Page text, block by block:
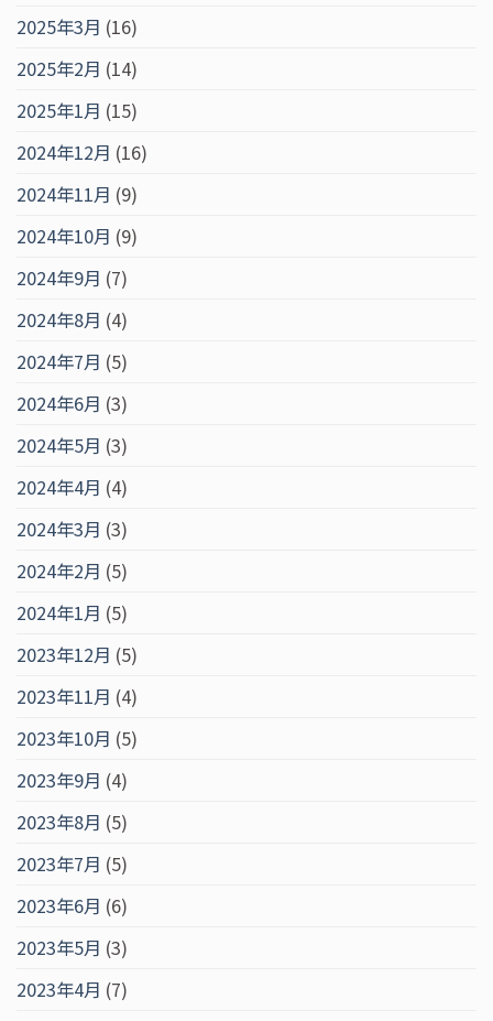
2025年3月 (16)
2025年2月 (14)
2025年1月 (15)
2024年12月 (16)
2024年11月 (9)
2024年10月 (9)
2024年9月 (7)
2024年8月 (4)
2024年7月 (5)
2024年6月 (3)
2024年5月 (3)
2024年4月 (4)
2024年3月 (3)
2024年2月 (5)
2024年1月 (5)
2023年12月 (5)
2023年11月 (4)
2023年10月 (5)
2023年9月 (4)
2023年8月 (5)
2023年7月 (5)
2023年6月 (6)
2023年5月 (3)
2023年4月 (7)